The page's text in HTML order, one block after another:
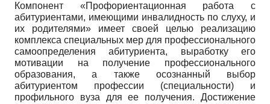
Компонент «Профориентационная работа с
абитуриентами, имеющими инвалидность по слуху, и
их родителями» имеет своей целью реализацию
комплекса специальных мер для профессионального
самоопределения абитуриента, выработку его
мотивации на получение профессионального
образования, а также осознанный выбор
абитуриентом профессии (специальности) и
профильного вуза для ее получения. Достижение